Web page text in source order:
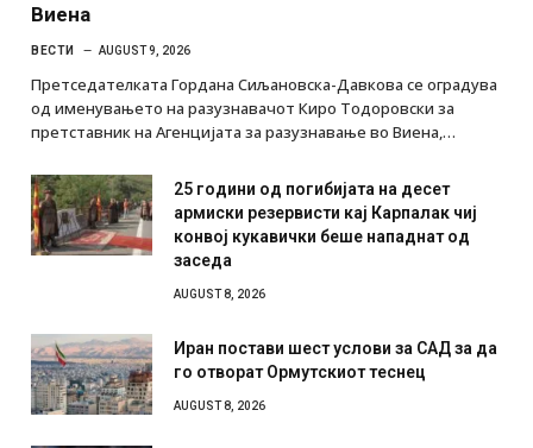
Виена
ВЕСТИ AUGUST 9, 2026
Претседателката Гордана Сиљановска-Давкова се оградува
од именувањето на разузнавачот Киро Тодоровски за
претставник на Агенцијата за разузнавање во Виена,…
25 години од погибијата на десет
армиски резервисти кај Карпалак чиј
конвој кукавички беше нападнат од
заседа
AUGUST 8, 2026
Иран постави шест услови за САД за да
го отворат Ормутскиот теснец
AUGUST 8, 2026